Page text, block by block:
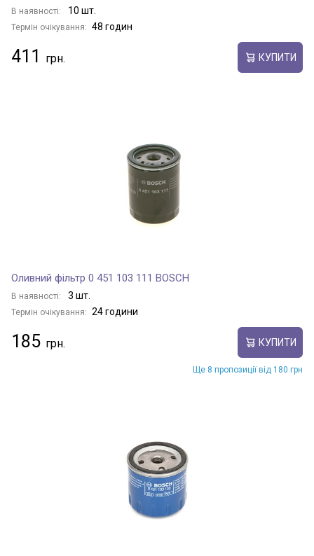
В наявності: 10 шт.
Термін очікування: 48 годин
411 КУПИТИ
Оливний фільтр 0 451 103 111 BOSCH
В наявності: 3 шт.
Термін очікування: 24 години
185 КУПИТИ
Ще 8 пропозиції від 180 грн